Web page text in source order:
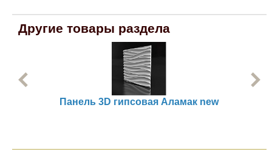
Другие товары раздела
Панель 3D гипсовая Аламак new